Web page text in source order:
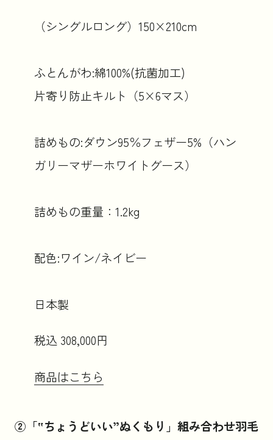
（シングルロング）150×210cm
ふとんがわ:綿100%(抗菌加工)
片寄り防止キルト（5×6マス）
詰めもの:ダウン95％フェザー5%（ハン
ガリーマザーホワイトグース）
詰めもの重量：1.2kg
配色:ワイン/ネイビー
日本製
税込 308,000円
商品はこちら
②「‟ちょうどいい”ぬくもり」組み合わせ羽毛